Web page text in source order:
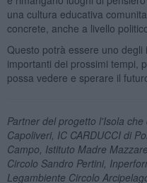
una cultura educativa
concrete, anche a livello
Questo potrà essere uno
importanti dei prossimi tempi,
possa vedere e sperare il
Partner del progetto l'Isola
Capoliveri, IC CARDUCCI di
Campo, Istituto Madre
Circolo Sandro Pertini,
Legambiente Circolo